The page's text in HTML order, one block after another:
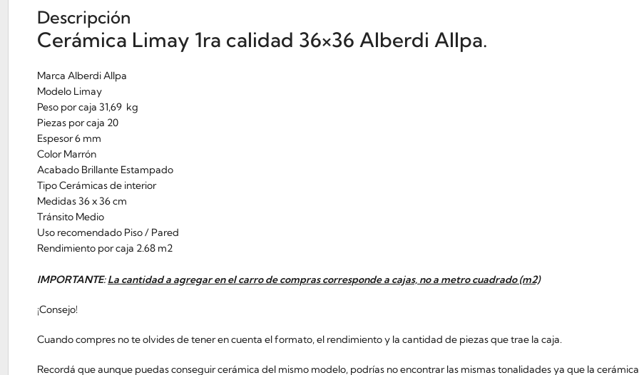
Descripción
Cerámica Limay 1ra calidad 36×36 Alberdi Allpa.
Marca Alberdi Allpa
Modelo Limay
Peso por caja 31,69 kg
Piezas por caja 20
Espesor 6 mm
Color Marrón
Acabado Brillante Estampado
Tipo Cerámicas de interior
Medidas 36 x 36 cm
Tránsito Medio
Uso recomendado Piso / Pared
Rendimiento por caja 2.68 m2
IMPORTANTE:La cantidad a agregar en el carro de compras corresponde a cajas, no a metro cuadrado (m2)
¡Consejo!
Cuando compres no te olvides de tener en cuenta el formato, el rendimiento y la cantidad de piezas que trae la caja.
Recordá que aunque puedas conseguir cerámica del mismo modelo, podrías no encontrar las mismas tonalidades ya que la